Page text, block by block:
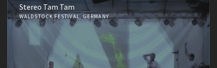
Stereo Tam Tam
WALDSTOCK FESTIVAL, GERMANY